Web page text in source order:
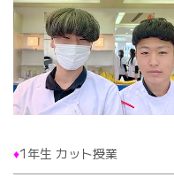
♦️1年生 カット授業